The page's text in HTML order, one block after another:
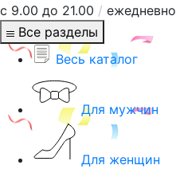
с 9.00 до 21.00 / ежедневно
Все разделы
Весь каталог
Для мужчин
Для женщин